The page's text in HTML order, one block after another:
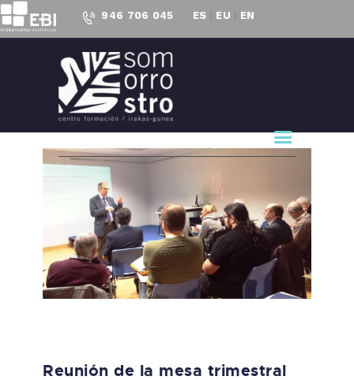
946 706 045 ES EU EN
CENTRO FORMACIÓN
SOMORROSTRO
CF Somorrostro
NUESTRO CENTRO
FORMACIÓN
ACTUALIDAD
PROYECTOS
ACCESO AL
EMPLEO
Reunión de la mesa trimestral